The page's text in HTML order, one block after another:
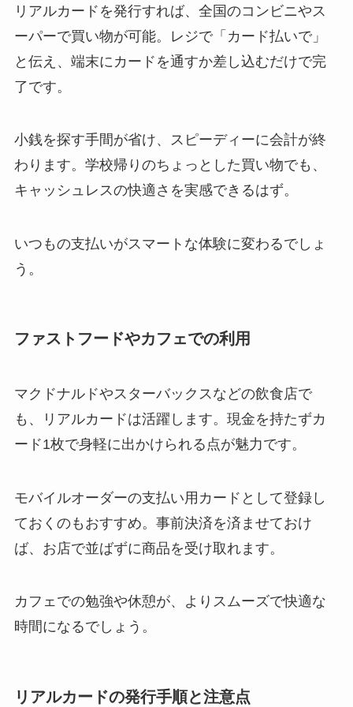
リアルカードを発行すれば、全国のコンビニやス
ーパーで買い物が可能。レジで「カード払いで」
と伝え、端末にカードを通すか差し込むだけで完
了です。
小銭を探す手間が省け、スピーディーに会計が終
わります。学校帰りのちょっとした買い物でも、
キャッシュレスの快適さを実感できるはず。
いつもの支払いがスマートな体験に変わるでしょ
う。
ファストフードやカフェでの利用
マクドナルドやスターバックスなどの飲食店で
も、リアルカードは活躍します。現金を持たずカ
ード1枚で身軽に出かけられる点が魅力です。
モバイルオーダーの支払い用カードとして登録し
ておくのもおすすめ。事前決済を済ませておけ
ば、お店で並ばずに商品を受け取れます。
カフェでの勉強や休憩が、よりスムーズで快適な
時間になるでしょう。
リアルカードの発行手順と注意点